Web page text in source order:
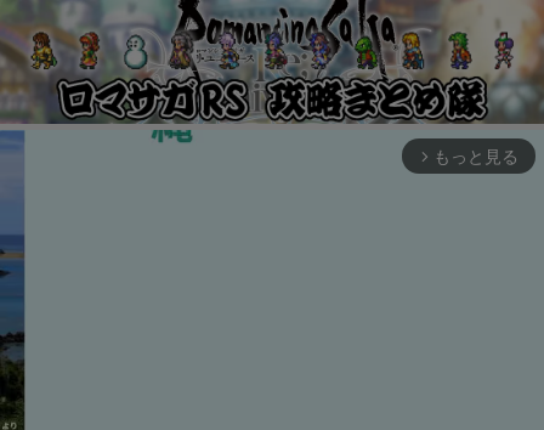
arrow_forward_ios もっと見る